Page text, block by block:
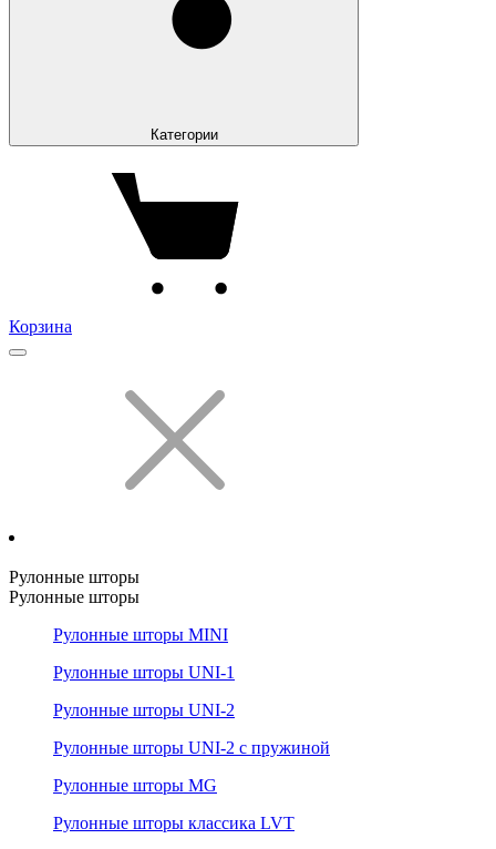
Категории
Корзина
Рулонные шторы
Рулонные шторы
Рулонные шторы MINI
Рулонные шторы UNI-1
Рулонные шторы UNI-2
Рулонные шторы UNI-2 с пружиной
Рулонные шторы MG
Рулонные шторы классика LVT